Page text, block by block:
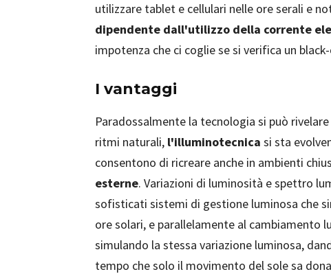
utilizzare tablet e cellulari nelle ore serali e
dipendente dall'utilizzo della corrente
impotenza che ci coglie se si verifica un
I vantaggi
Paradossalmente la tecnologia si può
ritmi naturali, l'illuminotecnica si sta
consentono di ricreare anche in ambienti
esterne. Variazioni di luminosità e spettro
sofisticati sistemi di gestione luminosa che
ore solari, e parallelamente al cambiamento
simulando la stessa variazione luminosa,
tempo che solo il movimento del sole sa